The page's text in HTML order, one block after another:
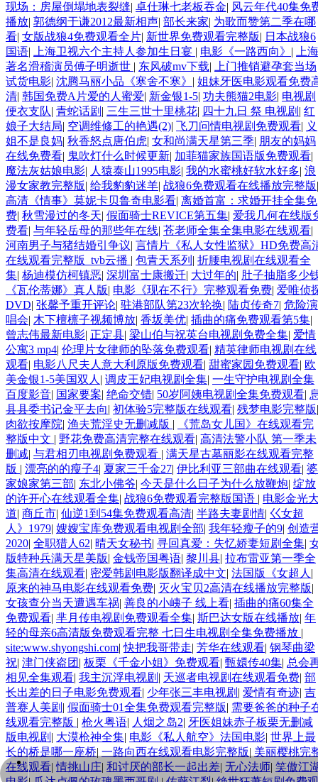
+86-757-22818555
现场：房屋倒塌地表裂缝| 卓仕琳七老板吞金| 风云年代40集免
播放| 郭德纲于谦2012最新相声| 部长来家| 为歌而赞第二季在哪
看| 女版战狼4免费观看全片| 新世界免费观看完整版| 日本战狼6
国语| 上海卫视六个主持人参加生日宴 | 电影《一路西向》 |
上海
著名滑稽演员傅子明逝世 | 东风破mv下载|
上门推销避孕套当场
试货电影| 沈腾马丽小品《寒舍不寒》 | 姐妹牙医电影观看免费
清| 韩国免费A片爱的人蜜爱| 新金银1-5| 功夫熊猫2电影| 电视剧
便衣支队| 青蛇话剧 | 三生三世十里桃花| 四十九日 祭 电视剧 | 红
娘子大结局| 空调维修工的艳遇(2)| 飞刀问情电视剧免费观看| 义
姐不是良妈| 秋香怒点唐伯虎| 女和尚满天星第三季| 朋友的妈妈
在线免费看| 鬼吹灯什么时候更新| 加菲猫家族国语版免费观看|
魔法灰姑娘电影| 人猿泰山1995电影| 我的水蜜桃好软水好多| 浪
漫女家教完整版| 给我豹豹迷羊| 战狼6免费观看在线播放完整版|
高清《情事》莫妮卡贝鲁奇电影看| 离婚首富：求婚开挂全集免
费| 秋雪漫过的冬天| 假面骑士REVICE第五集| 爱我几何在线版
费看| 与年轻岳母的那些年在线| 苍老师全集全集电影在线观看|
河南男子与猪结婚引争议| 言情片《私人女性监狱》HD免费高
在线观看完整版_tvb云播 | 包青天系列 | 折腰电视剧在线观看全
集| 杨迪模仿柯镇恶| 深圳富士康搬迁| 大过年的| 肚子抽脂多少
《瓦伦蒂娜》真人版| 电影《现在不行》完整观看免费| 爱唯侦
DVD| 张馨予重开评论| 驻港部队第23次轮换| 陆贞传奇7| 危险演
唱会| 木下檀檩子视频博放| 香坂美优| 插曲的痛免费观看第5集|
曾志伟最新电影| 正定县| 梁山伯与祝英台电视剧免费全集| 爱情
公寓3 mp4| 伦理片女律师的坠落免费观看| 精英律师电视剧在线
观看| 电影八尺夫人意大利原版免费观看| 甜蜜家园免费观看| 欧
美金银1-5美国双人 | 调皮王妃电视剧全集| 一生守护电视剧全集
百度影音| 国家要案| 绝命交错| 50岁阿姨电视剧全集免费观看|
县县委书记金平去向| 初体验5完整版在线观看| 残梦电影完整版|
肉欲按摩院| 渔夫荒淫史无删减版 |
《荒岛女儿国》在线观看完
整版中文 | 野花免费高清完整在线观看| 高清法警小队 第一季未
删减| 与君相刃电视剧免费观看 | 满天星古墓丽影在线观看完整
版 | 漂亮的的瘦子4| 夏家三千金27| 伊比利亚三部曲在线观看| 婆
家娘家第三部| 东北小佛爷| 今天是什么日子为什么放鞭炮| 绽放
的许开心在线观看全集| 战狼6免费观看完整版国语 | 电影金光
道| 商丘市| 仙逆1到54集免费观看高清| 半路夫妻剧情| 巜女超
人》1979| 嫂嫂宝库免费观看电视剧全部| 我年轻瘦子的9| 创造
2020| 全职猎人62| 晴天女秘书| 寻回真爱：失忆娇妻短剧全集|
版特种兵满天星美版| 金钱帝国粤语| 黎川县| 拉布雷亚第一季全
集高清在线观看| 密爱韩剧电影版翻译成中文| 法国版《女超人 |
原来的神马电影在线观看免费| 灭火宝贝2高清在线播放完整版|
女孩查分当天遭遇车祸| 善良的小峓子 线上看| 插曲的痛60集全
免费观看| 芈月传电视剧免费观看全集| 斯巴达女版在线播放| 年
轻的母亲6高清版免费观看完整 七日生电视剧全集免费播放 |
site:www.shyongshi.com|快把我哥带走| 芳华在线观看| 钢琴曲梁
祝| 津门侠盗团 | 板栗《千金小姐》免费观看| 甄嬛传40集| 总会
相见全集观看| 我主沉浮电视剧 | 天巡者电视剧在线观看免费| 部
长出差的日子电影免费观看| 少年张三丰电视剧 | 爱情有奇迹| 吉
普赛人美剧 | 假面骑士01全集免费观看完整版| 需要爸爸的种子
线观看完整版 | 枪火粤语| 人烟之岛2| 牙医姐妹赤子板栗无删减
版电视剧 | 大漠枪神全集| 电影《私人航空》法国电影| 世界上最
长的桥是哪一座桥| 一路向西在线观看电影完整版| 美丽樱桃完
在线观看|情挑山庄| 和讨厌的部长一起出差| 无心法师| 笑傲江